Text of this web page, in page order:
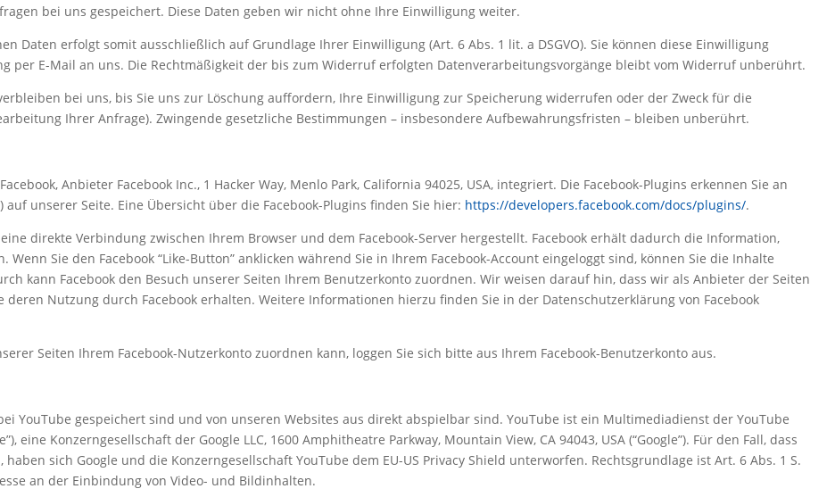
bei uns gespeichert. Diese Daten geben wir nicht ohne Ihre Einwilligung weiter.
Daten erfolgt somit ausschließlich auf Grundlage Ihrer Einwilligung (Art. 6 Abs. 1 lit. a DSGVO). Sie können diese Einwilligung
per E-Mail an uns. Die Rechtmäßigkeit der bis zum Widerruf erfolgten Datenverarbeitungsvorgänge bleibt vom Widerruf unberührt.
bei uns, bis Sie uns zur Löschung auffordern, Ihre Einwilligung zur Speicherung widerrufen oder der Zweck für die
Ihrer Anfrage). Zwingende gesetzliche Bestimmungen – insbesondere Aufbewahrungsfristen – bleiben unberührt.
Anbieter Facebook Inc., 1 Hacker Way, Menlo Park, California 94025, USA, integriert. Die Facebook-Plugins erkennen Sie an
auf unserer Seite. Eine Übersicht über die Facebook-Plugins finden Sie hier: https://developers.facebook.com/docs/plugins/.
direkte Verbindung zwischen Ihrem Browser und dem Facebook-Server hergestellt. Facebook erhält dadurch die Information,
Sie den Facebook “Like-Button” anklicken während Sie in Ihrem Facebook-Account eingeloggt sind, können Sie die Inhalte
kann Facebook den Besuch unserer Seiten Ihrem Benutzerkonto zuordnen. Wir weisen darauf hin, dass wir als Anbieter der Seiten
Nutzung durch Facebook erhalten. Weitere Informationen hierzu finden Sie in der Datenschutzerklärung von Facebook
Seiten Ihrem Facebook-Nutzerkonto zuordnen kann, loggen Sie sich bitte aus Ihrem Facebook-Benutzerkonto aus.
YouTube gespeichert sind und von unseren Websites aus direkt abspielbar sind. YouTube ist ein Multimediadienst der YouTube
eine Konzerngesellschaft der Google LLC, 1600 Amphitheatre Parkway, Mountain View, CA 94043, USA (“Google”). Für den Fall, dass
sich Google und die Konzerngesellschaft YouTube dem EU-US Privacy Shield unterworfen. Rechtsgrundlage ist Art. 6 Abs. 1 S.
an der Einbindung von Video- und Bildinhalten.